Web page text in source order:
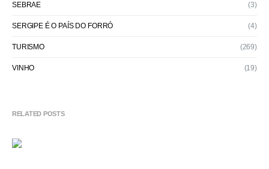
SEBRAE (3)
SERGIPE É O PAÍS DO FORRÓ (4)
TURISMO (269)
VINHO (19)
RELATED POSTS